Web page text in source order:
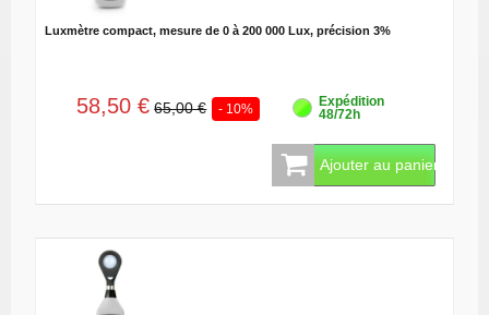
Luxmètre compact, mesure de 0 à 200 000 Lux, précision 3%
58,50 € 65,00 € - 10%
Expédition
48/72h
Ajouter au panier